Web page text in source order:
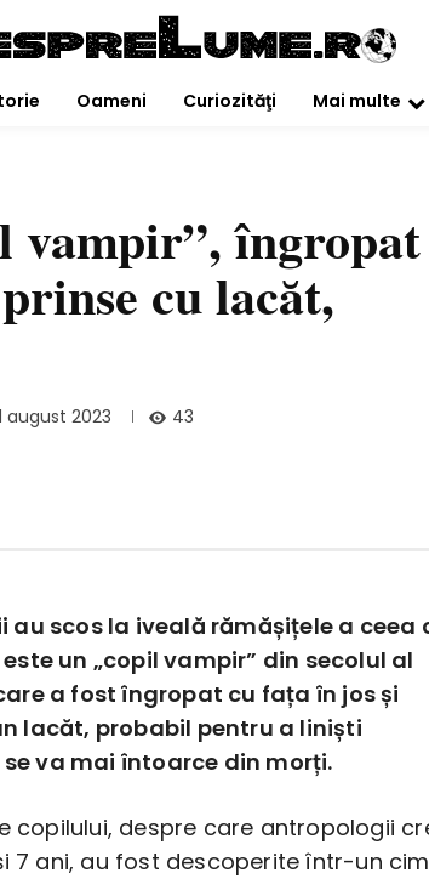
Oameni Curiozităţi Mai multe
vampir”, îngropat
cu lacăt,
august 2023 43
au scos la iveală rămășițele a ceea
un „copil vampir” din secolul al
a fost îngropat cu fața în jos și
lacăt, probabil pentru a liniști
va mai întoarce din morți.
copilului, despre care antropologii
7 ani, au fost descoperite într-un